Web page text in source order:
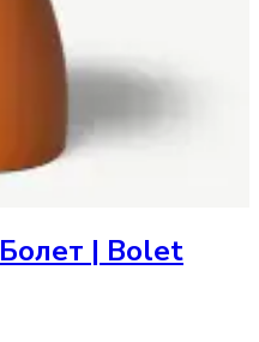
Болет | Bolet